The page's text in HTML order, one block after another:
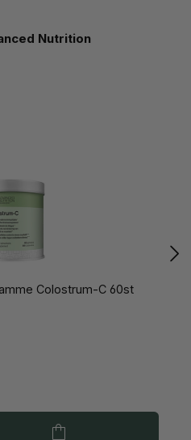
Nutrition
Colostrum-C 60st